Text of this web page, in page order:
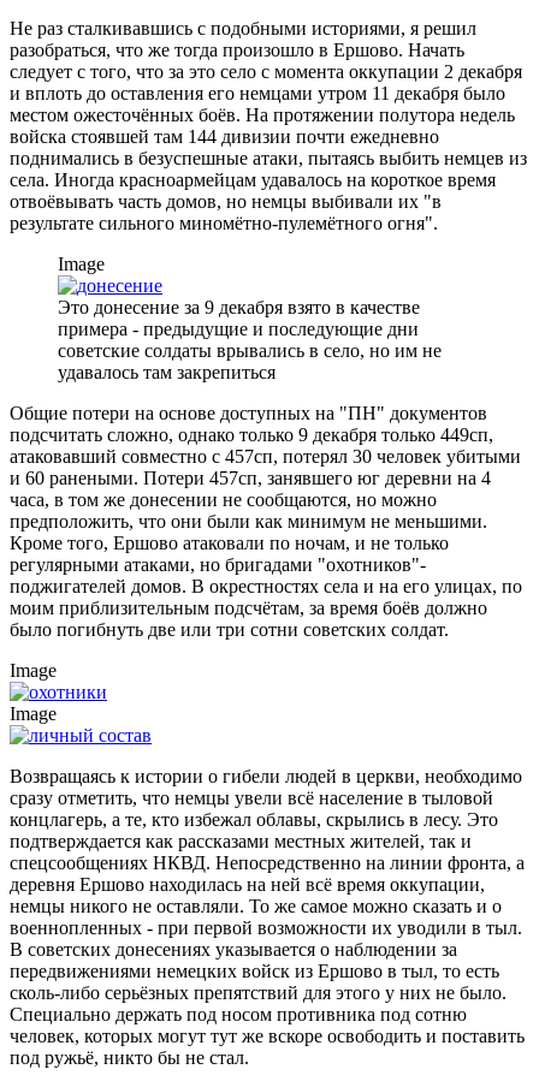
Не раз сталкивавшись с подобными историями, я решил
разобраться, что же тогда произошло в Ершово. Начать
следует с того, что за это село с момента оккупации 2 декабря
и вплоть до оставления его немцами утром 11 декабря было
местом ожесточённых боёв. На протяжении полутора недель
войска стоявшей там 144 дивизии почти ежедневно
поднимались в безуспешные атаки, пытаясь выбить немцев из
села. Иногда красноармейцам удавалось на короткое время
отвоёвывать часть домов, но немцы выбивали их "в
результате сильного миномётно-пулемётного огня".
Image
Это донесение за 9 декабря взято в качестве
примера - предыдущие и последующие дни
советские солдаты врывались в село, но им не
удавалось там закрепиться
Общие потери на основе доступных на "ПН" документов
подсчитать сложно, однако только 9 декабря только 449сп,
атаковавший совместно с 457сп, потерял 30 человек убитыми
и 60 ранеными. Потери 457сп, занявшего юг деревни на 4
часа, в том же донесении не сообщаются, но можно
предположить, что они были как минимум не меньшими.
Кроме того, Ершово атаковали по ночам, и не только
регулярными атаками, но бригадами "охотников"-
поджигателей домов. В окрестностях села и на его улицах, по
моим приблизительным подсчётам, за время боёв должно
было погибнуть две или три сотни советских солдат.
Image
Image
Возвращаясь к истории о гибели людей в церкви, необходимо
сразу отметить, что немцы увели всё население в тыловой
концлагерь, а те, кто избежал облавы, скрылись в лесу. Это
подтверждается как рассказами местных жителей, так и
спецсообщениях НКВД. Непосредственно на линии фронта, а
деревня Ершово находилась на ней всё время оккупации,
немцы никого не оставляли. То же самое можно сказать и о
военнопленных - при первой возможности их уводили в тыл.
В советских донесениях указывается о наблюдении за
передвижениями немецких войск из Ершово в тыл, то есть
сколь-либо серьёзных препятствий для этого у них не было.
Специально держать под носом противника под сотню
человек, которых могут тут же вскоре освободить и поставить
под ружьё, никто бы не стал.